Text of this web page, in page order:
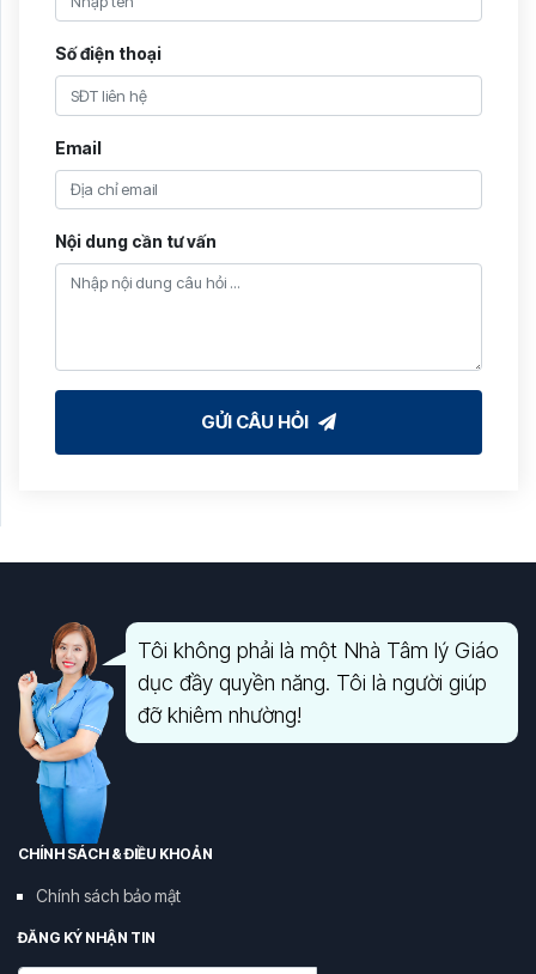
Số điện thoại
Email
Nội dung cần tư vấn
GỬI CÂU HỎI
Tôi không phải là một Nhà Tâm lý Giáo
dục đầy quyền năng. Tôi là người giúp
đỡ khiêm nhường!
CHÍNH SÁCH & ĐIỀU KHOẢN
Chính sách bảo mật
ĐĂNG KÝ NHẬN TIN